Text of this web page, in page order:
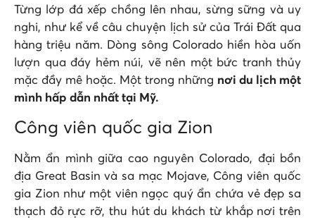
Từng lớp đá xếp chồng lên nhau, sừng sững và uy
nghi, như kể về câu chuyện lịch sử của Trái Đất qua
hàng triệu năm. Dòng sông Colorado hiền hòa uốn
lượn qua đáy hẻm núi, vẽ nên một bức tranh thủy
mặc đầy mê hoặc. Một trong những nơi du lịch một
mình hấp dẫn nhất tại Mỹ.
Công viên quốc gia Zion
Nằm ẩn mình giữa cao nguyên Colorado, đại bồn
địa Great Basin và sa mạc Mojave, Công viên quốc
gia Zion như một viên ngọc quý ẩn chứa vẻ đẹp sa
thạch đỏ rực rỡ, thu hút du khách từ khắp nơi trên